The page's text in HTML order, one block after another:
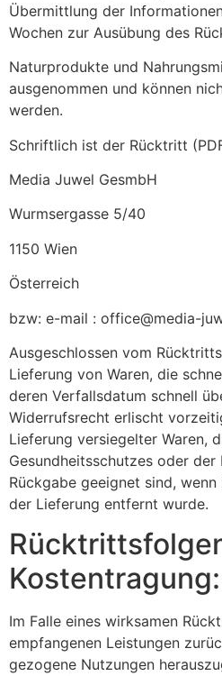
Übermittlung der
Wochen zur Ausübung des
Naturprodukte und
ausgenommen und können
werden.
Schriftlich ist der Rücktritt
Media Juwel GesmbH
Wurmsergasse 5/40
1150 Wien
Österreich
bzw: e-mail : office@media-
Ausgeschlossen vom
Lieferung von Waren, die
deren Verfallsdatum schnell
Widerrufsrecht erlischt
Lieferung versiegelter Waren,
Gesundheitsschutzes oder
Rückgabe geeignet sind,
der Lieferung entfernt wurde.
Kostentragung:
Im Falle eines wirksamen
empfangenen Leistungen
gezogene Nutzungen